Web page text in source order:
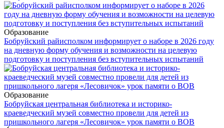
Образование
Бобруйский райисполком информирует о наборе в 2026 году
на дневную форму обучения и возможности на целевую
подготовку и поступления без вступительных испытаний
Образование
Бобруйская центральная библиотека и историко-
краеведческий музей совместно провели для детей из
пришкольного лагеря «Лесовичок» урок памяти о ВОВ